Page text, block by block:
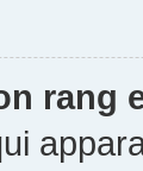
rang